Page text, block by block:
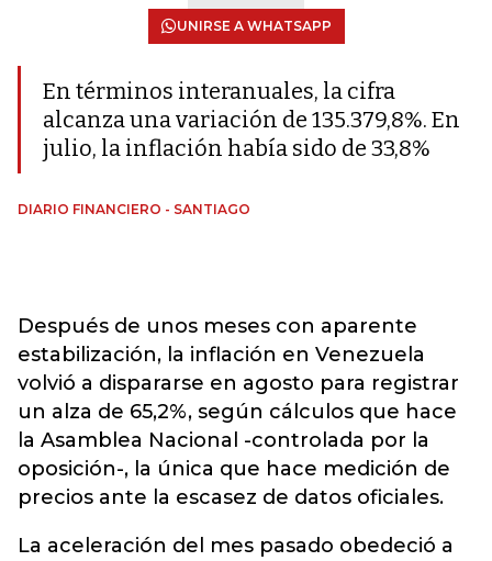
UNIRSE A WHATSAPP
En términos interanuales, la cifra
alcanza una variación de 135.379,8%. En
julio, la inflación había sido de 33,8%
DIARIO FINANCIERO - SANTIAGO
Después de unos meses con aparente
estabilización, la inflación en Venezuela
volvió a dispararse en agosto para registrar
un alza de 65,2%, según cálculos que hace
la Asamblea Nacional -controlada por la
oposición-, la única que hace medición de
precios ante la escasez de datos oficiales.
La aceleración del mes pasado obedeció a